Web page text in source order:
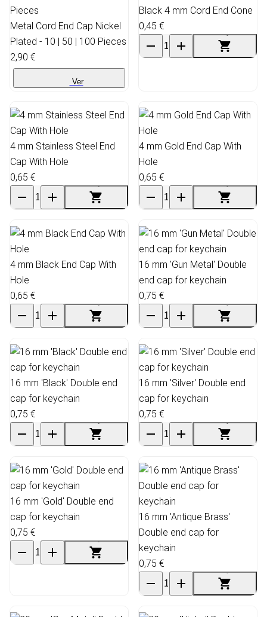
Metal Cord End Cap Nickel
Plated - 10 | 50 | 100 Pieces
2,90 €
Ver
Black 4 mm Cord End Cone
0,45 €
4 mm Stainless Steel End
Cap With Hole
0,65 €
4 mm Gold End Cap With
Hole
0,65 €
4 mm Black End Cap With
Hole
0,65 €
16 mm 'Gun Metal' Double
end cap for keychain
0,75 €
16 mm 'Black' Double end
cap for keychain
0,75 €
16 mm 'Silver' Double end
cap for keychain
0,75 €
16 mm 'Gold' Double end
cap for keychain
0,75 €
16 mm 'Antique Brass'
Double end cap for
keychain
0,75 €